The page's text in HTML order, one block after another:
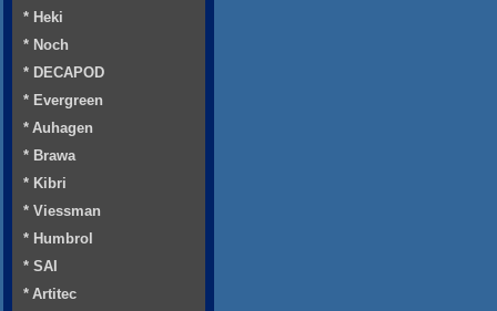
* Heki
* Noch
* DECAPOD
* Evergreen
* Auhagen
* Brawa
* Kibri
* Viessman
* Humbrol
* SAI
* Artitec